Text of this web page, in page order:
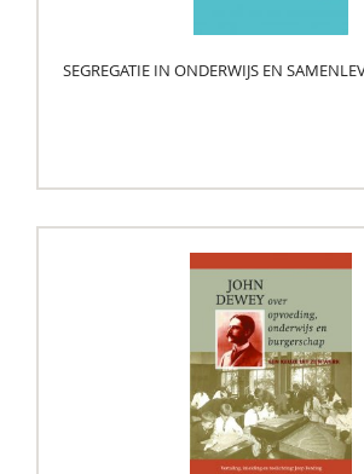
SEGREGATIE IN ONDERWIJS EN